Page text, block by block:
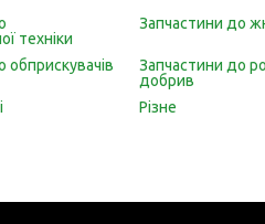
техніки
Запчастини до
обприскувачів
Запчастини до
добрив
Різне